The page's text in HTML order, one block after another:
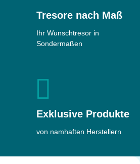
Tresore nach Maß
Ihr Wunschtresor in
Sondermaßen
Exklusive Produkte
von namhaften Herstellern